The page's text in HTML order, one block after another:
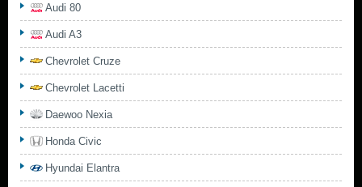
Audi 80
Audi A3
Chevrolet Cruze
Chevrolet Lacetti
Daewoo Nexia
Honda Civic
Hyundai Elantra